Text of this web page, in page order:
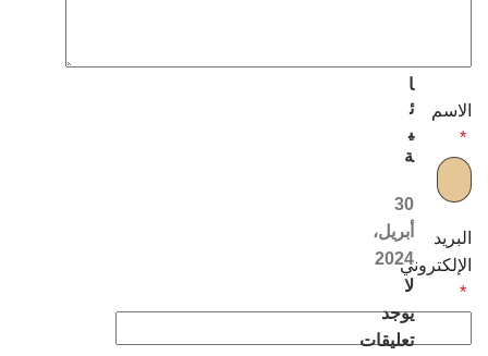
الاسم
*
البريد
الإلكتروني
*
ا
ئ
ي
ة
30
أبريل،
2024
لا
يوجد
تعليقات